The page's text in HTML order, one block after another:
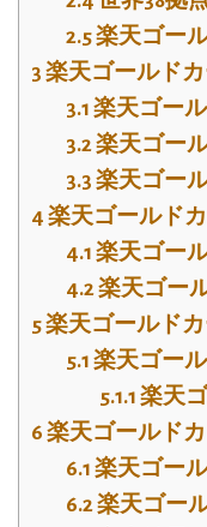
2.5楽天ゴー
3 楽天ゴールド
3.1 楽天ゴー
3.2楽天ゴー
3.3 楽天ゴー
4 楽天ゴールド
4.1 楽天ゴー
4.2楽天ゴー
5楽天ゴールド
5.1 楽天ゴー
5.1.1 楽天
6 楽天ゴールド
6.1 楽天ゴー
6.2楽天ゴー